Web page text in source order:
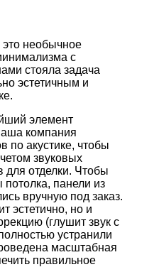
необычное
с
стояла задача
эстетичным и
элемент
компания
по акустике, чтобы
звуковых
для отделки. Чтобы
панели из
вручную под заказ.
эстетично, но и
(глушит звук с
устранили
масштабная
правильное